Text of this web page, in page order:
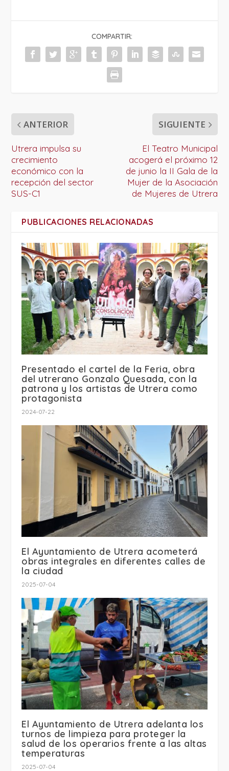
COMPARTIR:
ANTERIOR
Utrera impulsa su
crecimiento
económico con la
recepción del sector
SUS-C1
SIGUIENTE
El Teatro Municipal
acogerá el próximo 12
de junio la II Gala de la
Mujer de la Asociación
de Mujeres de Utrera
PUBLICACIONES RELACIONADAS
Presentado el cartel de la Feria, obra
del utrerano Gonzalo Quesada, con la
patrona y los artistas de Utrera como
protagonista
2024-07-22
El Ayuntamiento de Utrera acometerá
obras integrales en diferentes calles de
la ciudad
2025-07-04
El Ayuntamiento de Utrera adelanta los
turnos de limpieza para proteger la
salud de los operarios frente a las altas
temperaturas
2025-07-04